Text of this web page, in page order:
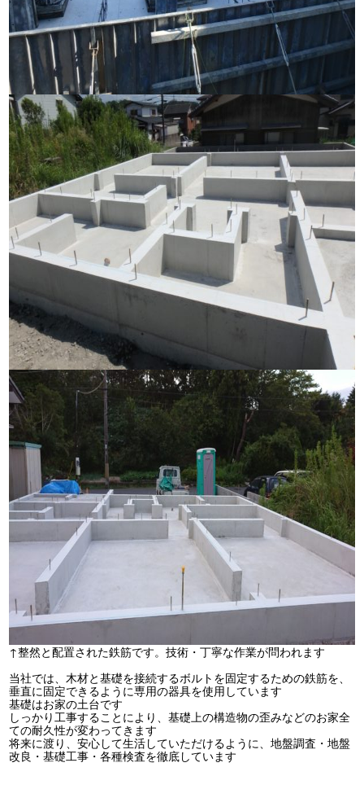
↑整然と配置された鉄筋です。技術・丁寧な作業が問われます
当社では、木材と基礎を接続するボルトを固定するための鉄筋を、
垂直に固定できるように専用の器具を使用しています
基礎はお家の土台です
しっかり工事することにより、基礎上の構造物の歪みなどのお家全
ての耐久性が変わってきます
将来に渡り、安心して生活していただけるように、地盤調査・地盤
改良・基礎工事・各種検査を徹底しています